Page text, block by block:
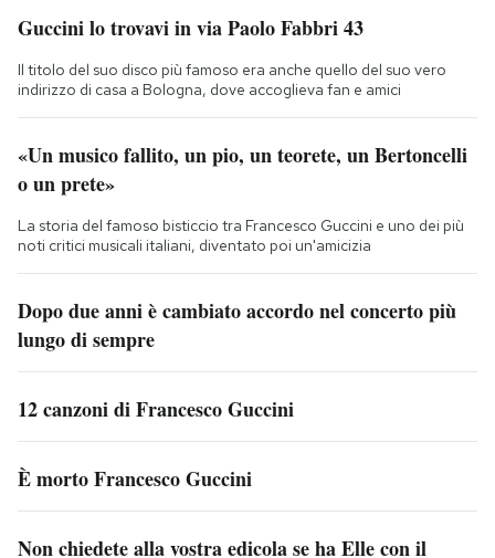
Guccini lo trovavi in via Paolo Fabbri 43
Il titolo del suo disco più famoso era anche quello del suo vero
indirizzo di casa a Bologna, dove accoglieva fan e amici
«Un musico fallito, un pio, un teorete, un Bertoncelli
o un prete»
La storia del famoso bisticcio tra Francesco Guccini e uno dei più
noti critici musicali italiani, diventato poi un'amicizia
Dopo due anni è cambiato accordo nel concerto più
lungo di sempre
12 canzoni di Francesco Guccini
È morto Francesco Guccini
Non chiedete alla vostra edicola se ha Elle con il